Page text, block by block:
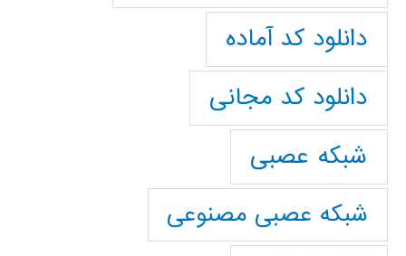
دانلود کد آماده
دانلود کد مجانی
شبکه عصبی
شبکه عصبی مصنوعی